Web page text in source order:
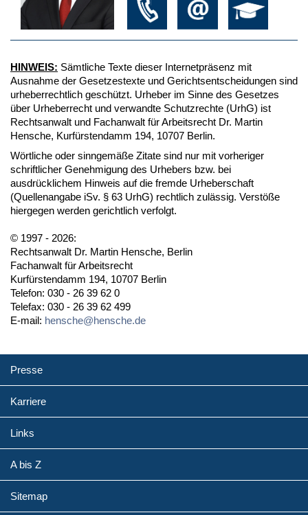
HINWEIS: Sämtliche Texte dieser Internetpräsenz mit
Ausnahme der Gesetzestexte und Gerichtsentscheidungen sind
urheberrechtlich geschützt. Urheber im Sinne des Gesetzes
über Urheberrecht und verwandte Schutzrechte (UrhG) ist
Rechtsanwalt und Fachanwalt für Arbeitsrecht Dr. Martin
Hensche, Kurfürstendamm 194, 10707 Berlin.
Wörtliche oder sinngemäße Zitate sind nur mit vorheriger
schriftlicher Genehmigung des Urhebers bzw. bei
ausdrücklichem Hinweis auf die fremde Urheberschaft
(Quellenangabe iSv. § 63 UrhG) rechtlich zulässig. Verstöße
hiergegen werden gerichtlich verfolgt.
© 1997 - 2026:
Rechtsanwalt Dr. Martin Hensche, Berlin
Fachanwalt für Arbeitsrecht
Kurfürstendamm 194, 10707 Berlin
Telefon: 030 - 26 39 62 0
Telefax: 030 - 26 39 62 499
E-mail: hensche@hensche.de
Presse
Karriere
Links
A bis Z
Sitemap